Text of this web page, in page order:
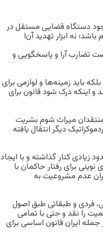
دستگاه قضایی مستقل در
نه ابزار تهدید آن!
تضارب آرا و پاسخگویی و
باید زمینه‌ها و لوازمی برای
و اینکه درک شود قانون برای
میراث شوم بشریت
دیگر انتقال یافته
زیادی کنار گذاشته و با ایجاد
برای رفتار حاکمان با
عدم مشروعیت به
فردی و طبقاتی طبق اصول
را نقد و حتی با تمامی
ایران قانون اساسی برای